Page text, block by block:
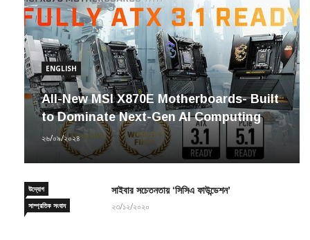
ENGLISH
All-New MSI X870E Motherboards- Built
to Dominate Next-Gen AI Computing
২৬/০৯/২০২৪
সাম্প্রতিক সংবাদ
২৩/১২/২০২০